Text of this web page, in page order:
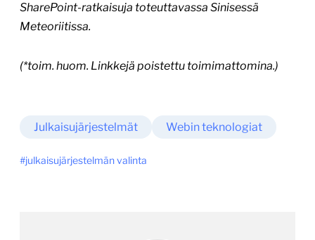
SharePoint-ratkaisuja toteuttavassa Sinisessä
Meteoriitissa.
(*toim. huom. Linkkejä poistettu toimimattomina.)
Julkaisujärjestelmät Webin teknologiat
julkaisujärjestelmän valinta